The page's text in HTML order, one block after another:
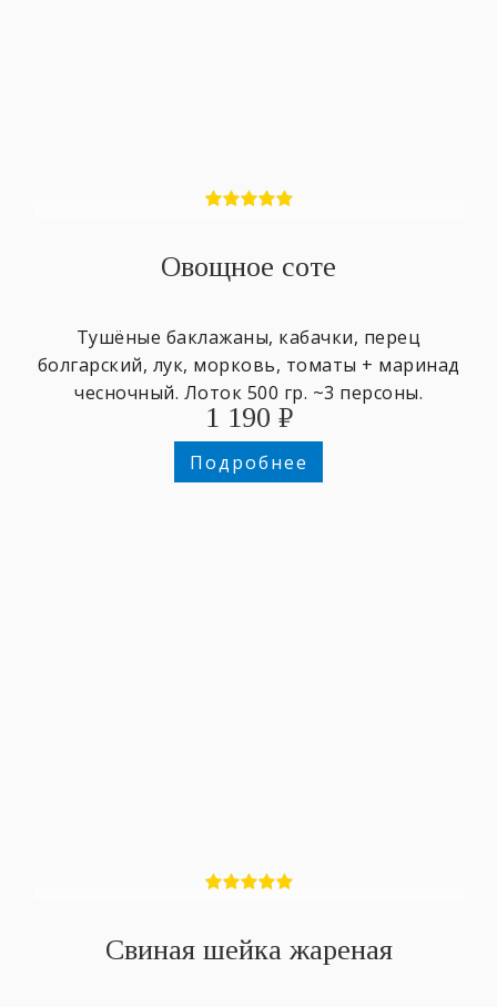
Овощное соте
Тушёные баклажаны, кабачки, перец
болгарский, лук, морковь, томаты + маринад
чесночный. Лоток 500 гр. ~3 персоны.
1 190 ₽
Подробнее
Свиная шейка жареная